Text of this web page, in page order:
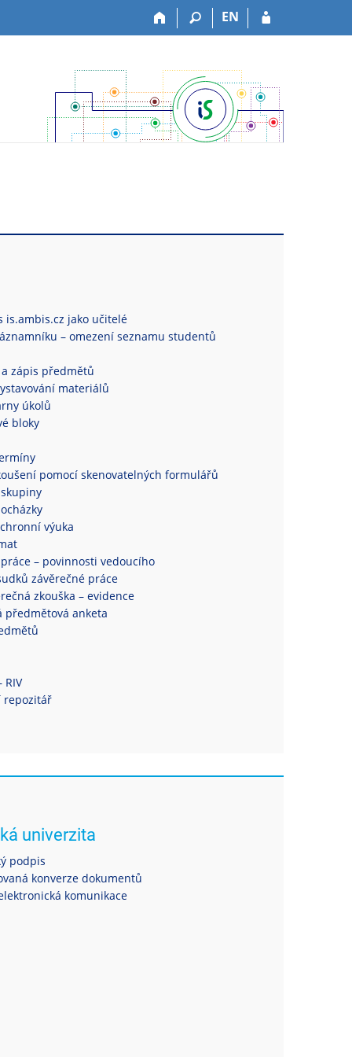
EN
is.ambis.cz jako učitelé
– omezení seznamu studentů
zápis předmětů
materiálů
úkolů
bloky
pomocí skenovatelných formulářů
výuka
– povinnosti vedoucího
závěrečné práce
zkouška – evidence
předmětová anketa
RIV
repozitář
univerzita
podpis
konverze dokumentů
komunikace